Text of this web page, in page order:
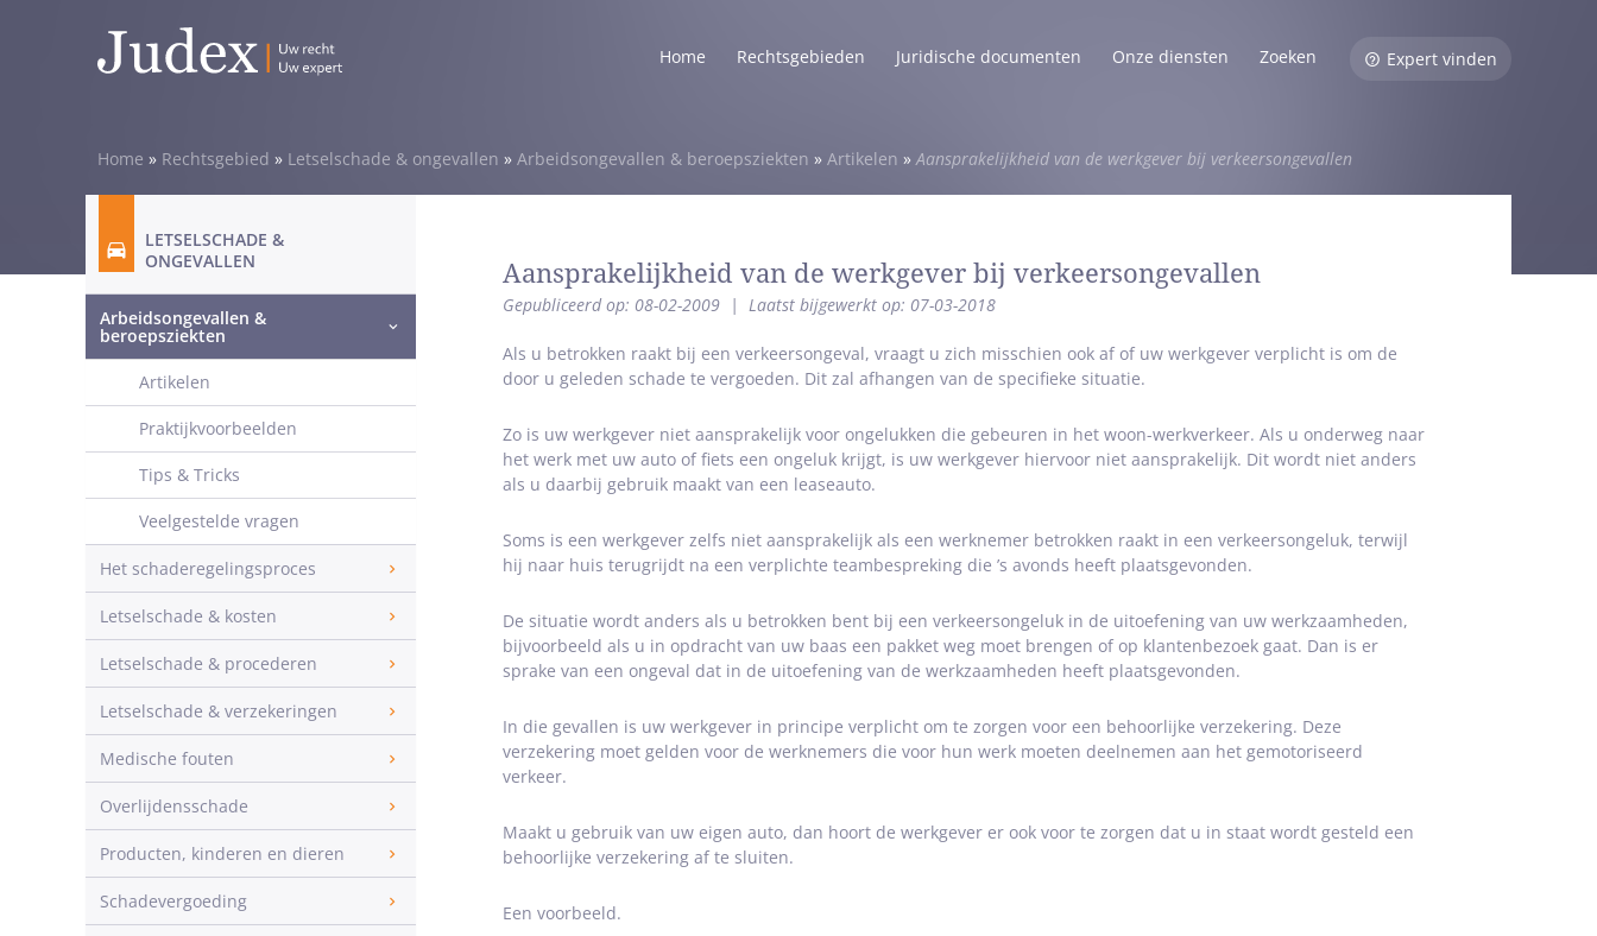
Home Rechtsgebieden Juridische documenten Onze diensten Zoeken Expert vinden
Home » Rechtsgebied » Letselschade & ongevallen » Arbeidsongevallen & beroepsziekten » Artikelen »Aansprakelijkheid van de werkgever bij verkeersongevallen
Aansprakelijkheid van de werkgever bij verkeersongevallen
Gepubliceerd op: 08-02-2009 | Laatst bijgewerkt op: 07-03-2018
Als u betrokken raakt bij een verkeersongeval, vraagt u zich misschien ook af of uw werkgever verplicht is om de
door u geleden schade te vergoeden. Dit zal afhangen van de specifieke situatie.
Zo is uw werkgever niet aansprakelijk voor ongelukken die gebeuren in het woon-werkverkeer. Als u onderweg naar
het werk met uw auto of fiets een ongeluk krijgt, is uw werkgever hiervoor niet aansprakelijk. Dit wordt niet anders
als u daarbij gebruik maakt van een leaseauto.
Soms is een werkgever zelfs niet aansprakelijk als een werknemer betrokken raakt in een verkeersongeluk, terwijl
hij naar huis terugrijdt na een verplichte teambespreking die ’s avonds heeft plaatsgevonden.
De situatie wordt anders als u betrokken bent bij een verkeersongeluk in de uitoefening van uw werkzaamheden,
bijvoorbeeld als u in opdracht van uw baas een pakket weg moet brengen of op klantenbezoek gaat. Dan is er
sprake van een ongeval dat in de uitoefening van de werkzaamheden heeft plaatsgevonden.
In die gevallen is uw werkgever in principe verplicht om te zorgen voor een behoorlijke verzekering. Deze
verzekering moet gelden voor de werknemers die voor hun werk moeten deelnemen aan het gemotoriseerd
verkeer.
Maakt u gebruik van uw eigen auto, dan hoort de werkgever er ook voor te zorgen dat u in staat wordt gesteld een
behoorlijke verzekering af te sluiten.
Een voorbeeld.
LETSELSCHADE &
ONGEVALLEN
Arbeidsongevallen &
beroepsziekten
Artikelen
Praktijkvoorbeelden
Tips & Tricks
Veelgestelde vragen
Het schaderegelingsproces
Letselschade & kosten
Letselschade & procederen
Letselschade & verzekeringen
Medische fouten
Overlijdensschade
Producten, kinderen en dieren
Schadevergoeding